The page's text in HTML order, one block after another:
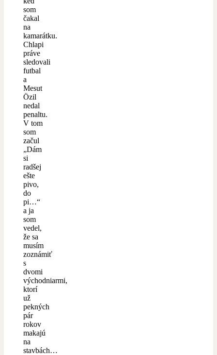
som
čakal
na
kamarátku.
Chlapi
práve
sledovali
futbal
a
Mesut
Özil
nedal
penaltu.
V tom
som
začul
„Dám
si
radšej
ešte
pivo,
do
pi…“
a ja
som
vedel,
že sa
musím
zoznámiť
s
dvomi
východniarmi,
ktorí
už
pekných
pár
rokov
makajú
na
stavbách…